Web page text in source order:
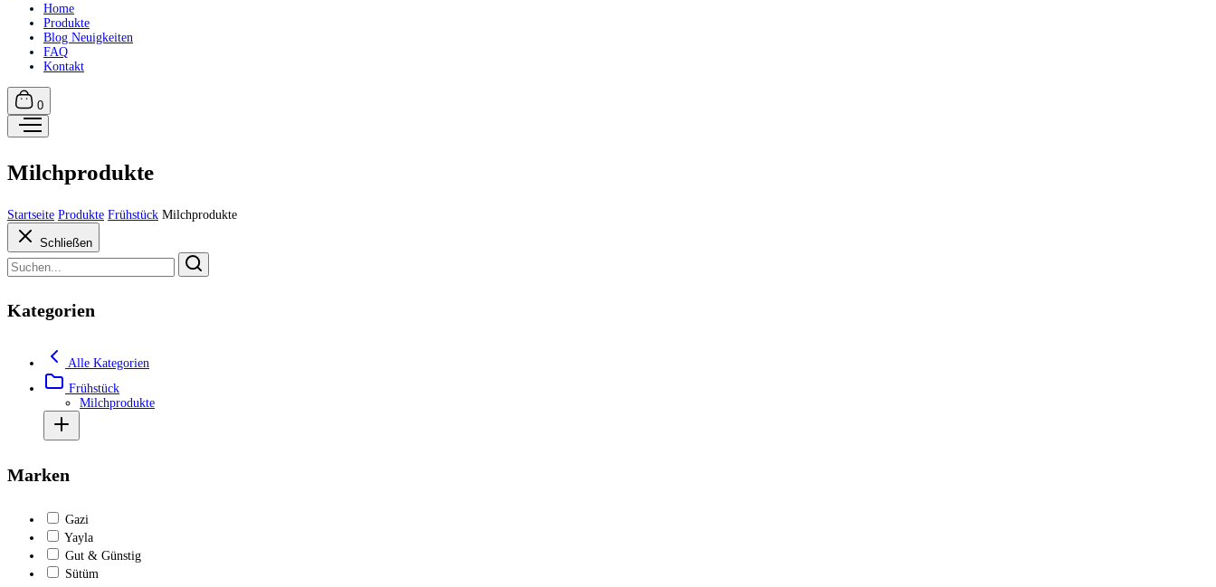
Home
Produkte
Blog Neuigkeiten
FAQ
Kontakt
0
Milchprodukte
Startseite Produkte Frühstück Milchprodukte
Schließen
Kategorien
Alle Kategorien
Frühstück
Milchprodukte
Marken
Gazi
Yayla
Gut & Günstig
Sütüm